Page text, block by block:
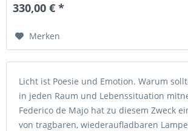
330,00 € *
Merken
Licht ist Poesie und Emotion. Warum
in jeden Raum und Lebenssituation
Federico de Majo hat zu diesem Zweck
von tragbaren, wiederaufladbaren